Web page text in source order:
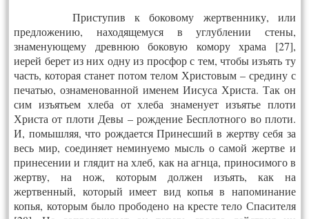
Приступив к боковому жертвеннику, или
предложению, находящемуся в углублении стены,
знаменующему древнюю боковую комору храма [27],
иерей берет из них одну из просфор с тем, чтобы изъять ту
часть, которая станет потом телом Христовым – средину с
печатью, ознаменованной именем Иисуса Христа. Так он
сим изъятьем хлеба от хлеба знаменует изъятье плоти
Христа от плоти Девы – рождение Бесплотного во плоти.
И, помышляя, что рождается Принесший в жертву себя за
весь мир, соединяет неминуемо мысль о самой жертве и
принесении и глядит на хлеб, как на агнца, приносимого в
жертву, на нож, которым должен изъять, как на
жертвенный, который имеет вид копья в напоминание
копья, которым было прободено на кресте тело Спасителя